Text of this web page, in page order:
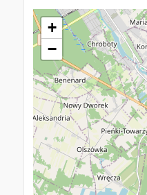
+
−